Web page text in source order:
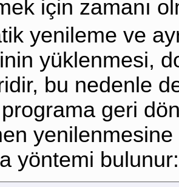
için zamanı
yenileme ve
yüklenmesi,
bu nedenle
geri
yöntemi bulunur: